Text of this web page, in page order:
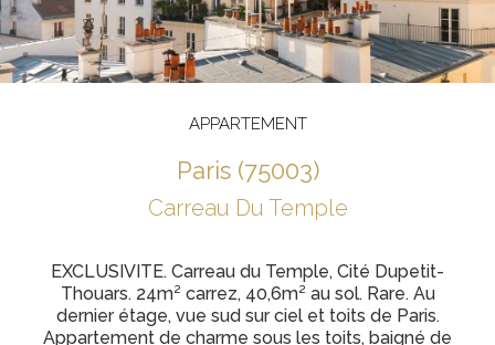
APPARTEMENT
paris (75003)
Carreau Du Temple
EXCLUSIVITE. Carreau du Temple, Cité Dupetit-
Thouars. 24m² carrez, 40,6m² au sol. Rare. Au
dernier étage, vue sud sur ciel et toits de Paris.
Appartement de charme sous les toits, baigné de